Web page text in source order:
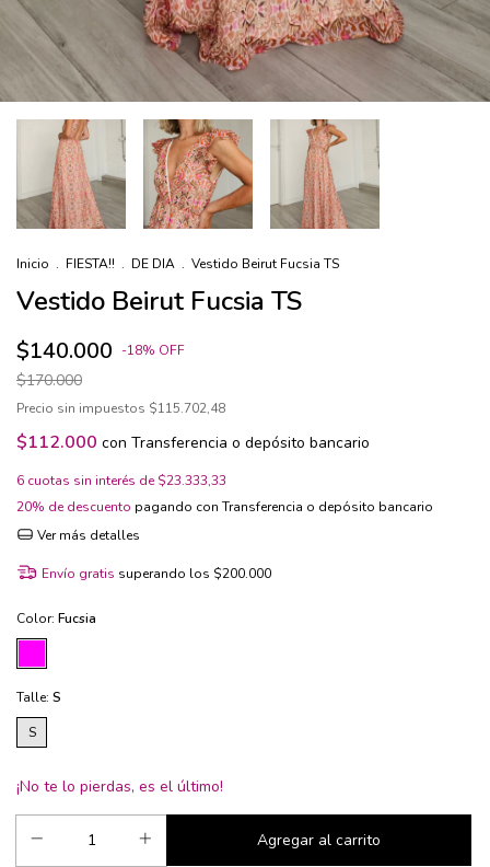
Inicio . FIESTA!! . DE DIA . Vestido Beirut Fucsia TS
Vestido Beirut Fucsia TS
$140.000 -18% OFF
$170.000
Precio sin impuestos $115.702,48
$112.000 con Transferencia o depósito bancario
6 cuotas sin interés de$23.333,33
20% de descuento pagando con Transferencia o depósito bancario
Ver más detalles
Envío gratis superando los $200.000
Color: Fucsia
Talle: S
S
¡No te lo pierdas, es el último!